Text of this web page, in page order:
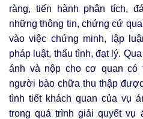
ràng, tiến hành phân tích,
những thông tin, chứng cứ
vào việc chứng minh, lập
pháp luật, thấu tình, đạt lý.
ánh và nộp cho cơ quan có
người bào chữa thu thập
tình tiết khách quan của vụ
trong quá trình giải quyết